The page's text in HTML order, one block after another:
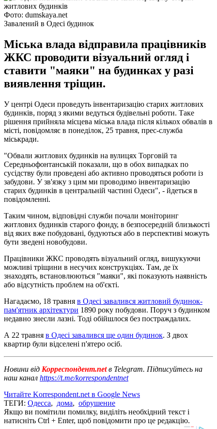
Фото: dumskaya.net
Завалений в Одесі будинок
Міська влада відправила працівників
ЖКС проводити візуальний огляд і
ставити "маяки" на будинках у разі
виявлення тріщин.
У центрі Одеси проведуть інвентаризацію старих житлових
будинків, поряд з якими ведуться будівельні роботи. Таке
рішення прийняла місцева міська влада після кількох обвалів в
місті, повідомляє в понеділок, 25 травня, прес-служба
міськради.
"Обвали житлових будинків на вулицях Торговій та
Середньофонтанській показали, що в обох випадках по
сусідству були проведені або активно проводяться роботи із
забудови. У зв'язку з цим ми проводимо інвентаризацію
старих будинків в центральній частині Одеси", - йдеться в
повідомленні.
Таким чином, відповідні служби почали моніторинг
житлових будинків старого фонду, в безпосередній близькості
від яких вже побудовані, будуються або в перспективі можуть
бути зведені новобудови.
Працівники ЖКС проводять візуальний огляд, вишукуючи
можливі тріщини в несучих конструкціях. Там, де їх
знаходять, встановлюються "маяки", які показують наявність
або відсутність проблем на об'єкті.
Нагадаємо, 18 травня в Одесі завалився житловий будинок-
пам'ятник архітектури 1890 року побудови. Поруч з будинком
недавно знесли лазні. Тоді обійшлося без постраждалих.
А 22 травня в Одесі завалився ще один будинок. З двох
квартир були відселені п'ятеро осіб.
Новини від Корреспондент.netв Telegram. Підписуйтесь на
наш канал https://t.me/korrespondentnet
Читайте Korrespondent.net в Google News
ТЕГИ: Одесса, дома, обрушение
Якщо ви помітили помилку, виділіть необхідний текст і
натисніть Ctrl + Enter, щоб повідомити про це редакцію.